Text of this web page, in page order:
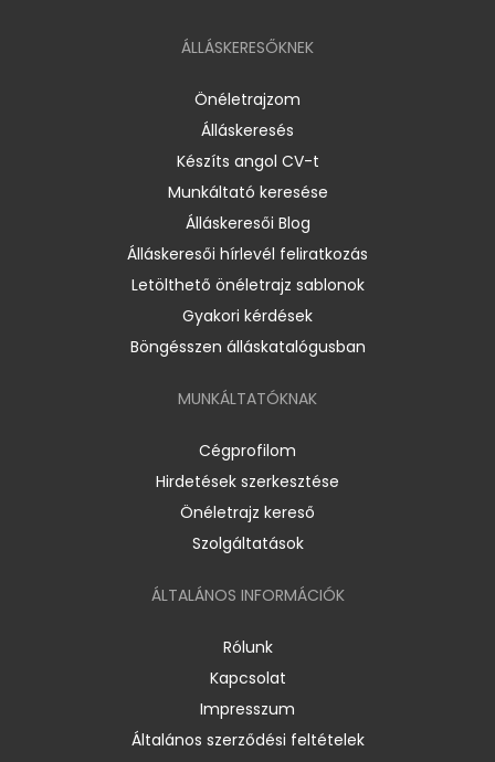
ÁLLÁSKERESŐKNEK
Önéletrajzom
Álláskeresés
Készíts angol CV-t
Munkáltató keresése
Álláskeresői Blog
Álláskeresői hírlevél feliratkozás
Letölthető önéletrajz sablonok
Gyakori kérdések
Böngésszen álláskatalógusban
MUNKÁLTATÓKNAK
Cégprofilom
Hirdetések szerkesztése
Önéletrajz kereső
Szolgáltatások
ÁLTALÁNOS INFORMÁCIÓK
Rólunk
Kapcsolat
Impresszum
Általános szerződési feltételek